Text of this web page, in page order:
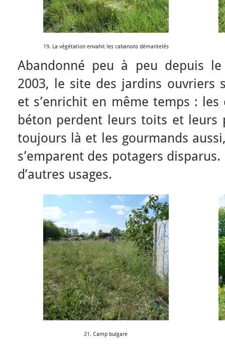
19. La végétation envahit les cabanons démantelés
Abandonné peu à peu depuis
2003, le site des jardins ouvriers
et s’enrichit en même temps :
béton perdent leurs toits et leurs
toujours là et les gourmands
s’emparent des potagers
d’autres usages.
21. Camp bulgare